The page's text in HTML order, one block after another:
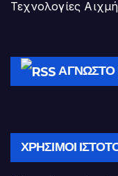
Τεχνολογίες
ΆΓΝΩΣΤΟ
ΧΡΉΣΙΜΟΙ